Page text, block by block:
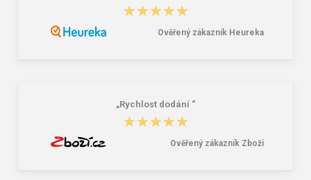
★★★★★
★★★★★
Ověřený zákazník Heureka
„Rychlost dodání “
★★★★★
★★★★★
Ověřený zákazník Zboží